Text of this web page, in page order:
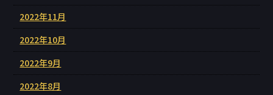
2022年11月
2022年10月
2022年9月
2022年8月